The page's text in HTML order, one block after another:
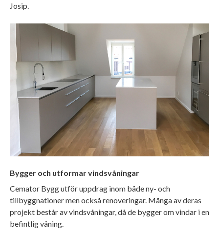
Josip.
Bygger och utformar vindsvåningar
Cemator Bygg utför uppdrag inom både ny- och
tillbyggnationer men också renoveringar. Många av deras
projekt består av vindsvåningar, då de bygger om vindar i en
befintlig våning.